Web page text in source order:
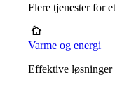
Flere tjenester for
Varme og energi
Effektive